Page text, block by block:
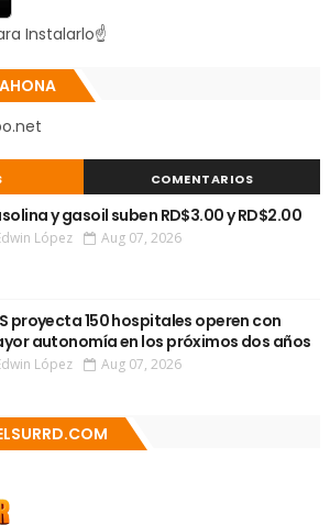
Instalarlo☝
COMENTARIOS
y gasoil suben RD$3.00 y RD$2.00
López Aug 07, 2026
proyecta 150 hospitales operen con
autonomía en los próximos dos años
López Aug 07, 2026